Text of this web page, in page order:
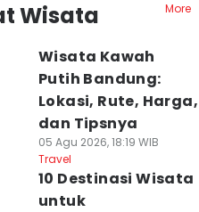
Wisata
More
Wisata Kawah
Putih Bandung:
Lokasi, Rute, Harga,
dan Tipsnya
05 Agu 2026, 18:19 WIB
Travel
10 Destinasi Wisata
untuk